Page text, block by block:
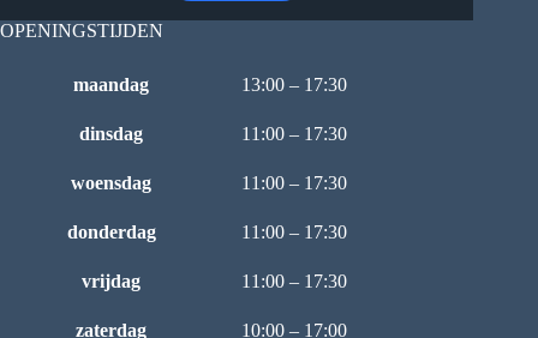
OPENINGSTIJDEN
maandag 13:00 – 17:30
dinsdag 11:00 – 17:30
woensdag 11:00 – 17:30
donderdag 11:00 – 17:30
vrijdag 11:00 – 17:30
zaterdag 10:00 – 17:00